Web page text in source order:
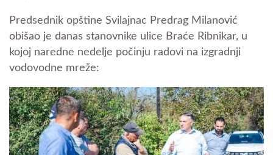
Predsednik opštine Svilajnac Predrag Milanović
obišao je danas stanovnike ulice Braće Ribnikar, u
kojoj naredne nedelje počinju radovi na izgradnji
vodovodne mreže: